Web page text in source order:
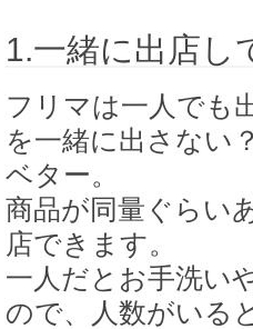
1.一緒に出店し
フリマは一人でも
を一緒に出さない
ベター。
商品が同量ぐらい
店できます。
一人だとお手洗い
ので、人数がいる